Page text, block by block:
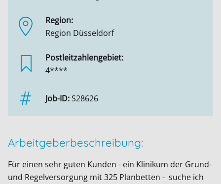
Region:
Region Düsseldorf
Postleitzahlengebiet:
4****
Job-ID:S28626
Arbeitgeberbeschreibung:
Für einen sehr guten Kunden - ein Klinikum der Grund-
und Regelversorgung mit 325 Planbetten - suche ich